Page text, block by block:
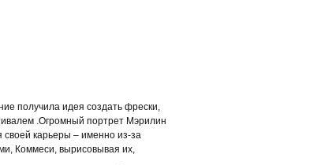
получила идея создать фрески,
.Огромный портрет Мэрилин
карьеры – именно из-за
Коммеси, вырисовывая их,